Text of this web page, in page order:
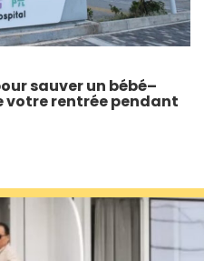
sauver un bébé–
votre rentrée pendant